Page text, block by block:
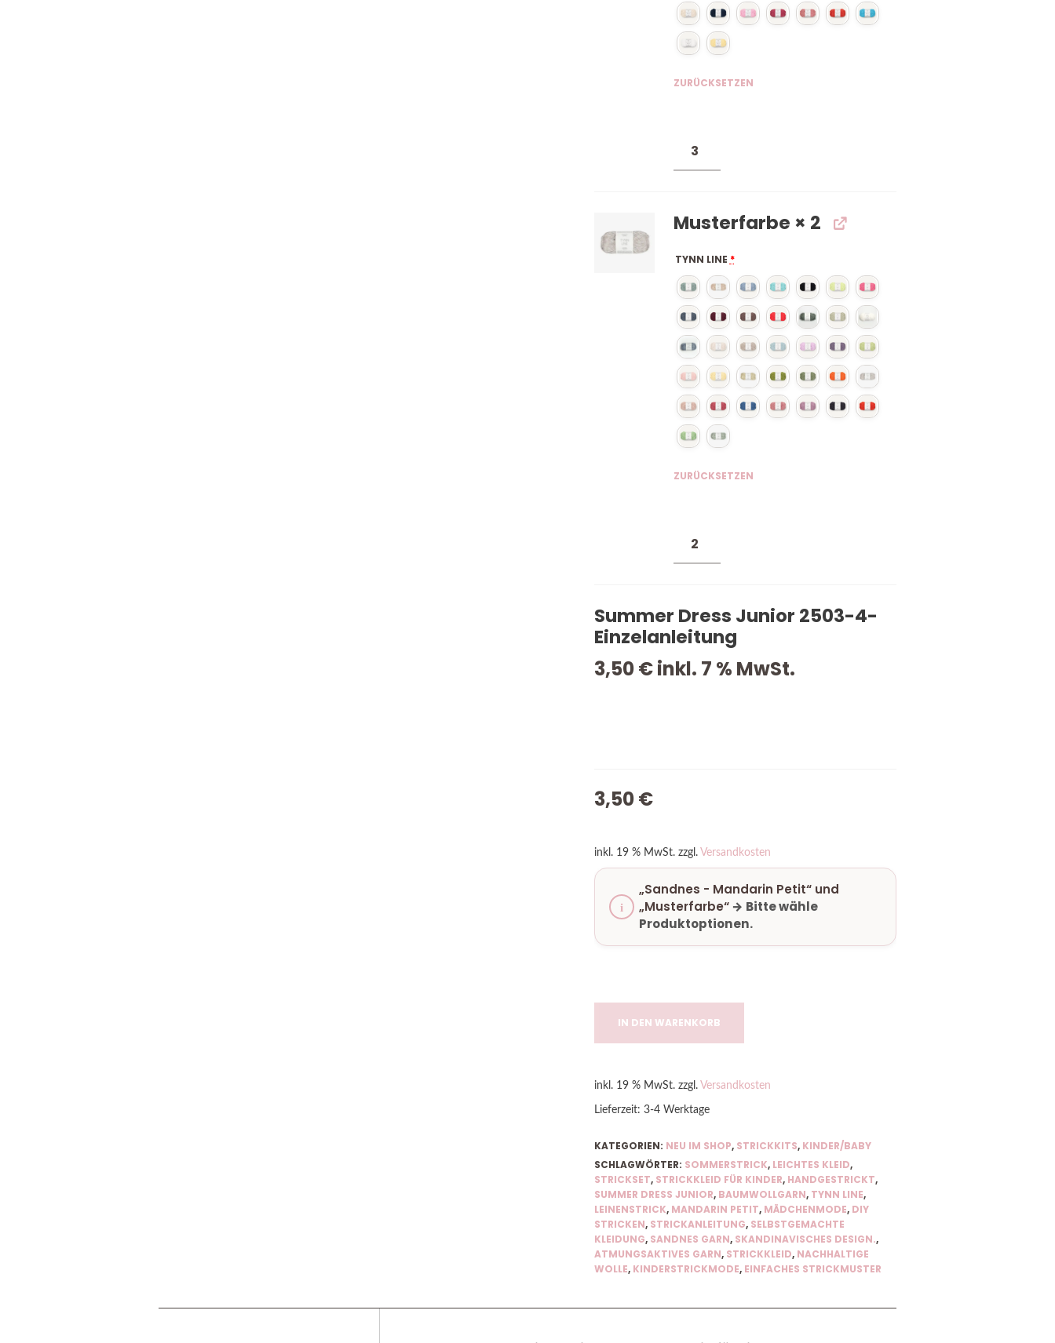
ZURÜCKSETZEN
Musterfarbe × 2
TYNN LINE *
ZURÜCKSETZEN
Summer Dress Junior 2503-4-
Einzelanleitung
3,50€inkl. 7 % MwSt.
3,50€
inkl. 19 % MwSt. zzgl. Versandkosten
„Sandnes - Mandarin Petit“ und
„Musterfarbe“→ Bitte wähle
Produktoptionen.
IN DEN WARENKORB
inkl. 19 % MwSt. zzgl. Versandkosten
Lieferzeit: 3-4 Werktage
KATEGORIEN: NEU IM SHOP, STRICKKITS, KINDER/BABY
SCHLAGWÖRTER: SOMMERSTRICK, LEICHTES KLEID,
STRICKSET, STRICKKLEID FÜR KINDER, HANDGESTRICKT,
SUMMER DRESS JUNIOR, BAUMWOLLGARN, TYNN LINE,
LEINENSTRICK, MANDARIN PETIT, MÄDCHENMODE, DIY
STRICKEN, STRICKANLEITUNG, SELBSTGEMACHTE
KLEIDUNG, SANDNES GARN, SKANDINAVISCHES DESIGN.,
ATMUNGSAKTIVES GARN, STRICKKLEID, NACHHALTIGE
WOLLE, KINDERSTRICKMODE, EINFACHES STRICKMUSTER